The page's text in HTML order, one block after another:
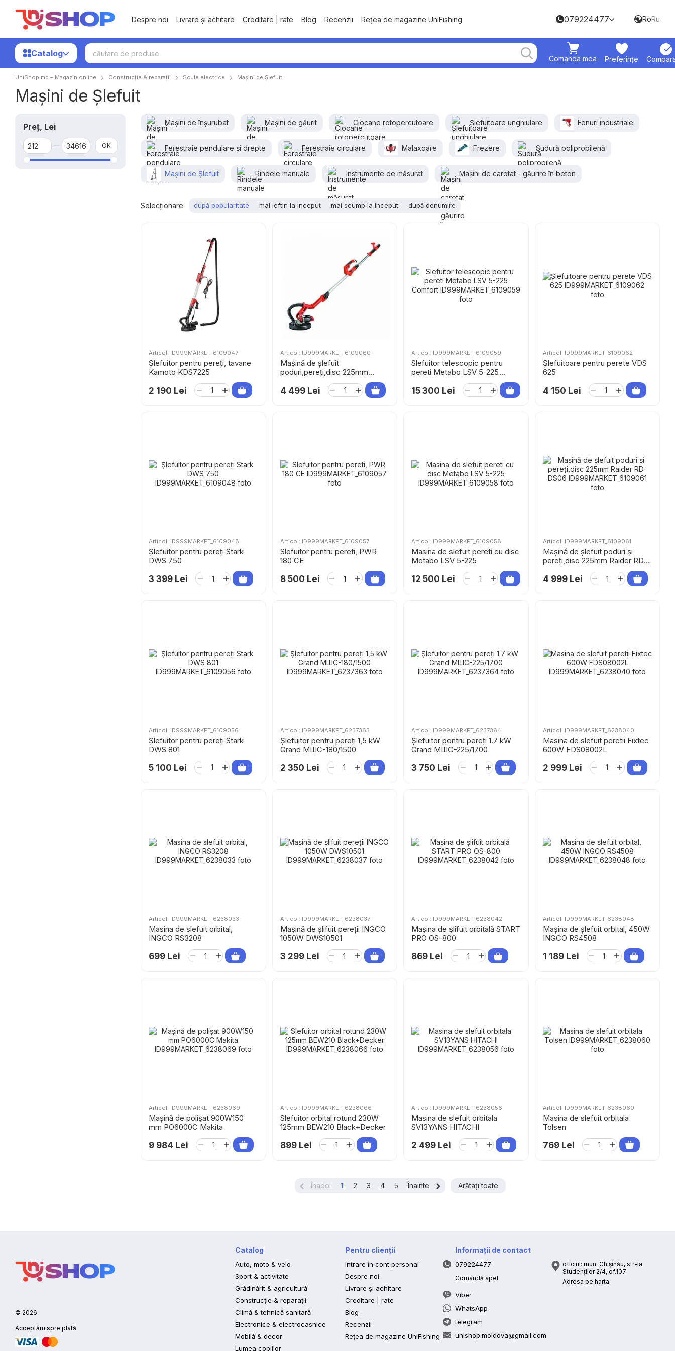
Mergi la conținutul principal
Despre noi
Livrare și achitare Creditare | rate Blog Recenzii Rețea de magazine UniFishing 079224477 RoRu
Catalog
Comanda mea Preferințe
UniShop.md – Magazin online Construcție & reparații Scule electrice Mașini de Șlefuit
Mașini de Șlefuit
Mașini de înșurubat Mașini de găurit Ciocane rotopercutoare Șlefuitoare unghiulare Fenuri industriale
Ferestraie pendulare și drepte Ferestraie сirculare Malaxoare Frezere Sudură polipropilenă
Mașini de Șlefuit Rindele manuale Instrumente de măsurat Mașini de carotat - găurire în beton
Selecționare: după popularitate mai ieftin la inceput mai scump la inceput după denumire
Articol: ID999MARKET_6109047
Șlefuitor pentru pereți, tavane
Kamoto KDS7225
2 190 Lei
Articol: ID999MARKET_6109060
Mașină de șlefuit
poduri,pereți,disc 225mm
4 499 Lei
Articol: ID999MARKET_6109059
Slefuitor telescopic pentru
pereti Metabo LSV 5-225
15 300 Lei
Articol: ID999MARKET_6109062
Șlefuitoare pentru perete VDS
625
4 150 Lei
Articol: ID999MARKET_6109048
Șlefuitor pentru pereți Stark
DWS 750
3 399 Lei
Articol: ID999MARKET_6109057
Slefuitor pentru pereti, PWR
180 CE
8 500 Lei
Articol: ID999MARKET_6109058
Masina de slefuit pereti cu disc
Metabo LSV 5-225
12 500 Lei
Articol: ID999MARKET_6109061
Mașină de șlefuit poduri și
pereți,disc 225mm Raider RD-
4 999 Lei
Articol: ID999MARKET_6109056
Șlefuitor pentru pereți Stark
DWS 801
5 100 Lei
Articol: ID999MARKET_6237363
Șlefuitor pentru pereți 1,5 kW
Grand МШС-180/1500
2 350 Lei
Articol: ID999MARKET_6237364
Șlefuitor pentru pereți 1.7 kW
Grand МШС-225/1700
3 750 Lei
Articol: ID999MARKET_6238040
Masina de slefuit peretii Fixtec
600W FDS08002L
2 999 Lei
Articol: ID999MARKET_6238033
Masina de slefuit orbital,
INGCO RS3208
699 Lei
Articol: ID999MARKET_6238037
Mașină de șlifuit pereții INGCO
1050W DWS10501
3 299 Lei
Articol: ID999MARKET_6238042
Mașina de șlifuit orbitală START
PRO OS-800
869 Lei
Articol: ID999MARKET_6238048
Mașina de șlefuit orbital, 450W
INGCO RS4508
1 189 Lei
Articol: ID999MARKET_6238069
Maşină de polişat 900W150
mm PO6000C Makita
9 984 Lei
Articol: ID999MARKET_6238066
Slefuitor orbital rotund 230W
125mm BEW210 Black+Decker
899 Lei
Articol: ID999MARKET_6238056
Masina de slefuit orbitala
SV13YANS HITACHI
2 499 Lei
Articol: ID999MARKET_6238060
Masina de slefuit orbitala
Tolsen
769 Lei
Înapoi 1 2 3 4 5 Înainte Arătați toate
Preț, Lei
De la Preț, Lei
Până la Preț, Lei OK
© 2026
Acceptăm spre plată
Catalog
Auto, moto & velo
Sport & activitate
Grădinărit & agricultură
Construcție & reparații
Climă & tehnică sanitară
Electronice & electrocasnice
Mobilă & decor
Lumea copiilor
Pentru clienții
Intrare în cont personal
Despre noi
Livrare și achitare
Creditare | rate
Blog
Recenzii
Rețea de magazine UniFishing
Informații de contact
079224477
Comandă apel
Viber
WhatsApp
telegram
unishop.moldova@gmail.com
oficiul: mun. Chișinău, str-la
Studenților 2/4, of.107
Adresa pe harta